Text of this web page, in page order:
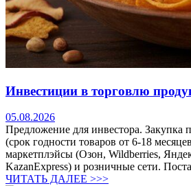
Инвестиции в торговлю
05.08.2026
Предложение для инвестора. Закупка
(срок годности товаров от 6-18
маркетплэйсы (Озон, Wildberries,
KazanExpress) и розничные сети.
ЧИТАТЬ ДАЛЕЕ >>>